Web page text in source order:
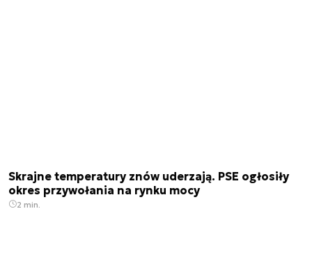
Skrajne temperatury znów uderzają. PSE ogłosiły
okres przywołania na rynku mocy
2 min.